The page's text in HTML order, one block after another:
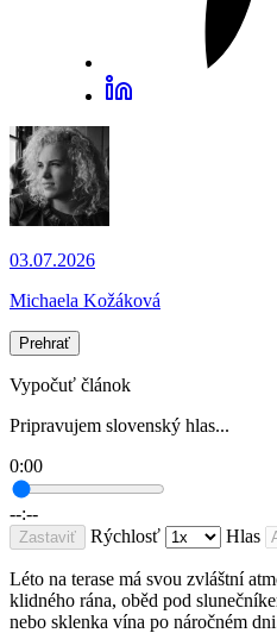
03.07.2026
Michaela Kožáková
Prehrať
Vypočuť článok
Pripravujem slovenský hlas...
0:00
--:--
Zastaviť Rýchlosť Hlas
Léto na terase má svou zvláštní
klidného rána, oběd pod
nebo sklenka vína po náročném